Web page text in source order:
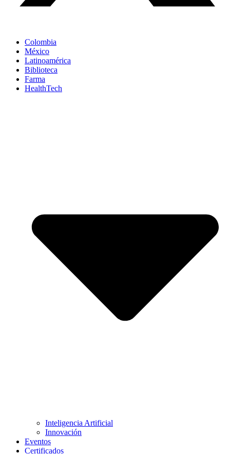
Colombia
México
Latinoamérica
Biblioteca
Farma
HealthTech
Inteligencia Artificial
Innovación
Eventos
Certificados